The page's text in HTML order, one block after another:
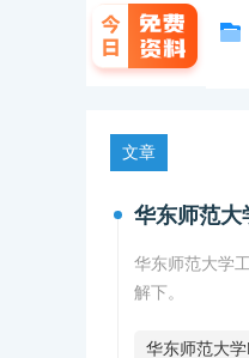
文章
华东师范大
华东师范大学
解下。
华东师范大